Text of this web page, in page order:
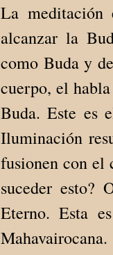
La meditación
alcanzar la
como Buda y
cuerpo, el
Buda. Este es
Iluminación
fusionen con el
suceder esto?
Eterno. Esta
Mahavairocana.